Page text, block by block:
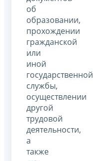
об
образовании,
прохождении
гражданской
или
иной
государственной
службы,
осуществлении
другой
трудовой
деятельности,
а
также